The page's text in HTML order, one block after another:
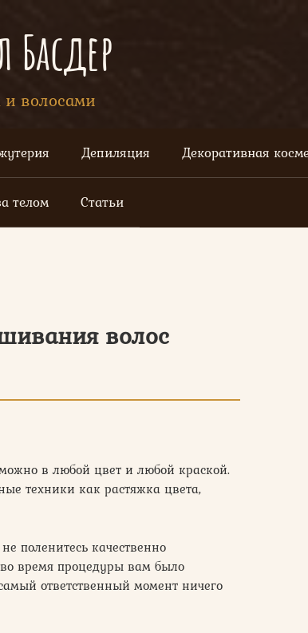
и волосами
Депиляция Декоративная
телом Статьи
волос
в любой цвет и любой краской.
техники как растяжка цвета,
поленитесь качественно
во время процедуры вам было
ответственный момент ничего